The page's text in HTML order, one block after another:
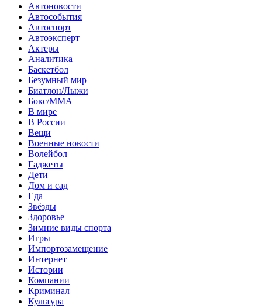
Автоновости
Автособытия
Автоспорт
Автоэксперт
Актеры
Аналитика
Баскетбол
Безумный мир
Биатлон/Лыжи
Бокс/MMA
В мире
В России
Вещи
Военные новости
Волейбол
Гаджеты
Дети
Дом и сад
Еда
Звёзды
Здоровье
Зимние виды спорта
Игры
Импортозамещение
Интернет
Истории
Компании
Криминал
Культура